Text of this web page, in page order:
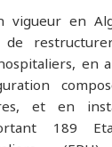
vigueur en
en
et en
189